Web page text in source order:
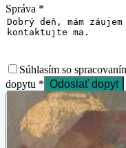
Správa *
Súhlasím so
dopytu * Odoslať dopyt